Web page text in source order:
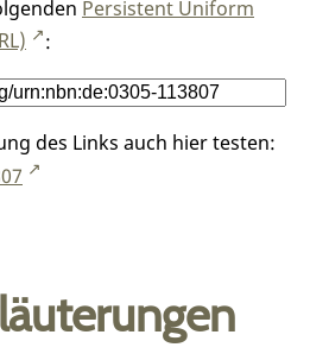
Persistent Uniform
:
des Links auch hier testen: